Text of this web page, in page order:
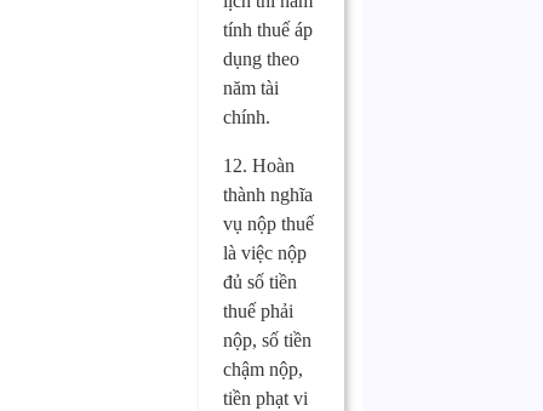
tính thuế áp
dụng theo
năm tài
chính.
12. Hoàn
thành nghĩa
vụ nộp thuế
là việc nộp
đủ số tiền
thuế phải
nộp, số tiền
chậm nộp,
tiền phạt vi